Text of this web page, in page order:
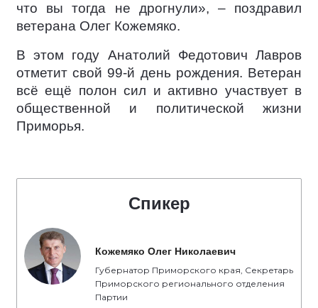
что вы тогда не дрогнули», – поздравил
ветерана Олег Кожемяко.
В этом году Анатолий Федотович Лавров
отметит свой 99-й день рождения. Ветеран
всё ещё полон сил и активно участвует в
общественной и политической жизни
Приморья.
Спикер
Кожемяко Олег Николаевич
Губернатор Приморского края, Секретарь
Приморского регионального отделения
Партии